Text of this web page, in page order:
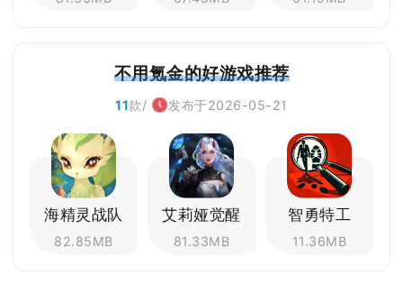
不用氪金的好游戏推荐
11款/ 发布于2026-05-21
海精灵战队
82.85MB
艾莉娅觉醒
81.33MB
智勇特工
11.36MB